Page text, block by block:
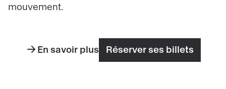
mouvement.
En savoir plus Réserver ses billets